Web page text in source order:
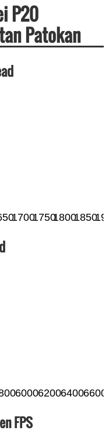
P20
Patokan
1700175018001850
6000620064006600
FPS